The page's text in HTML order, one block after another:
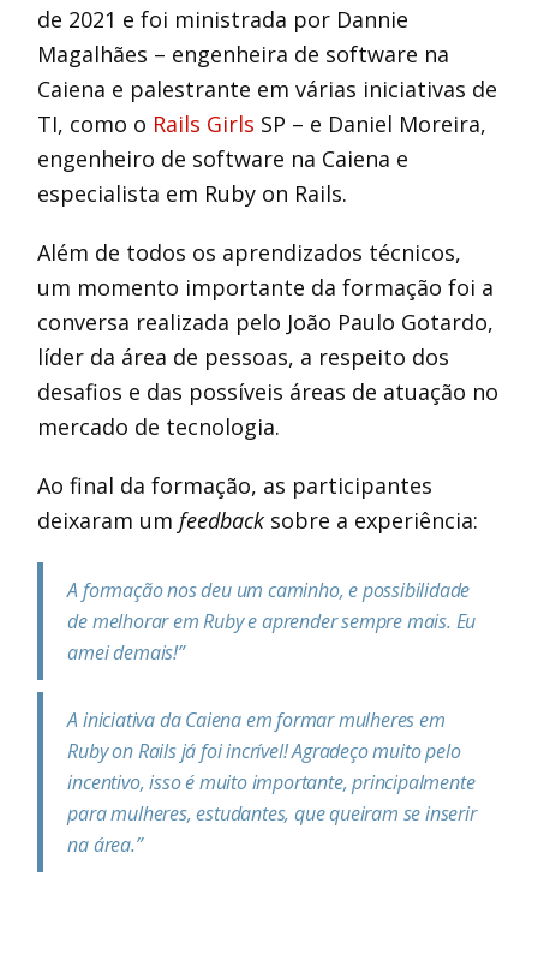
de 2021 e foi ministrada por Dannie
Magalhães – engenheira de software na
Caiena e palestrante em várias iniciativas de
TI, como o Rails Girls SP – e Daniel Moreira,
engenheiro de software na Caiena e
especialista em Ruby on Rails.
Além de todos os aprendizados técnicos,
um momento importante da formação foi a
conversa realizada pelo João Paulo Gotardo,
líder da área de pessoas, a respeito dos
desafios e das possíveis áreas de atuação no
mercado de tecnologia.
Ao final da formação, as participantes
deixaram umfeedback sobre a experiência:
A formação nos deu um caminho, e possibilidade
de melhorar em Ruby e aprender sempre mais. Eu
amei demais!”
A iniciativa da Caiena em formar mulheres em
Ruby on Rails já foi incrível! Agradeço muito pelo
incentivo, isso é muito importante, principalmente
para mulheres, estudantes, que queiram se inserir
na área.”